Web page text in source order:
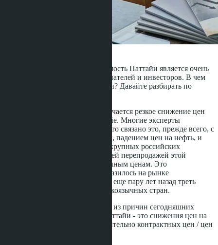
На сегодняшний день недвижимость Паттайи является очень
интересным объектом для покупателей и инвесторов. В чем
же причины такой популярности? Давайте разбирать по
Последние 1,5-2 года отмечается резкое снижение цен
на недвижимость в Паттайе. Многие эксперты
соглашаются во мнении, что связано это, прежде всего, с
международным кризисом, падением цен на нефть, и
выходом с рынка многих крупных российских
покупателей с последующей перепродажей этой
недвижимости по заниженным ценам. Это
действительно сильно отразилось на рынке
недвижимости города, где еще пару лет назад треть
покупателей были из русскоязычных стран.
Итак: Мы разобрались, что одна из причин сегодняшних
инвестиции в недвижимость Паттайи - это снижения цен на
рынке, иногда до 20-30% относительно контрактных цен / цен